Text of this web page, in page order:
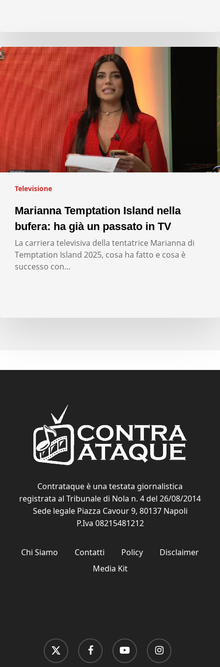
Televisione
Marianna Temptation Island nella
bufera: ha già un passato in TV
La carriera televisiva della tentatrice Marianna di
Temptation Island 2025, cosa ha fatto e cosa è
successo con…
Contrataque è una testata giornalistica
registrata al Tribunale di Nola n. 4 del 26/08/2014
Sede legale Piazza Cavour 9, 80137 Napoli
P.Iva 08215481212
Chi Siamo Contatti Policy
Disclaimer
Media Kit
x-
twitter
facebook youtube instagram